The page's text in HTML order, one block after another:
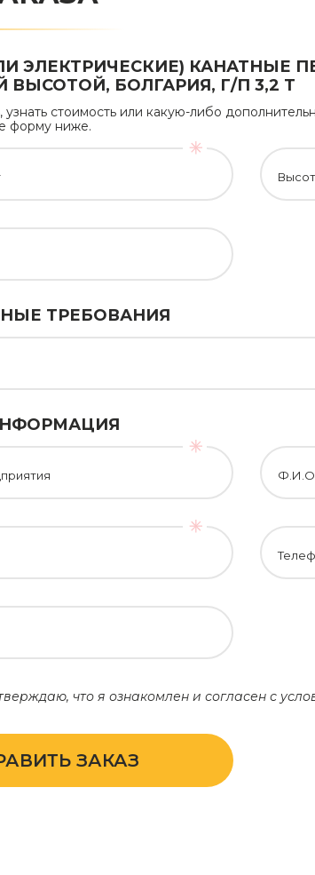
ЭЛЕКТРИЧЕСКИЕ) КАНАТНЫЕ
ВЫСОТОЙ, БОЛГАРИЯ, Г/П 3,2 Т
узнать стоимость или какую-либо
форму ниже.
ТРЕБОВАНИЯ
что я ознакомлен и согласен с
ЗАКАЗ